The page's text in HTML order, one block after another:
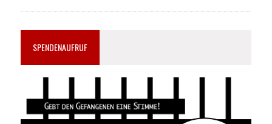
SPENDENAUFRUF